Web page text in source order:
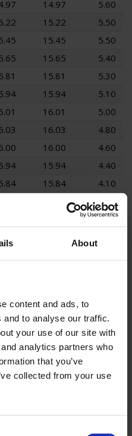
About
content and ads, to
to analyse our traffic.
your use of our site with
analytics partners who
that you’ve
collected from your use
14.97 5.60
15.22 5.50
15.45 5.50
15.65 5.40
15.81 5.30
15.94 5.10
16.01 5.00
16.03 4.80
16.00 4.60
15.94 4.40
15.84 4.10
3.80
3.50
14.35
14.05 0.00
De Zone